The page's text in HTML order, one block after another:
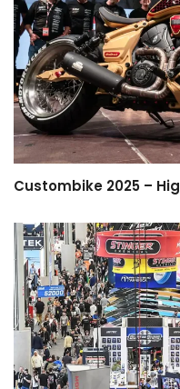
Custombike 2025 –